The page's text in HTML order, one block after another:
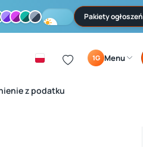
Pakiety ogłoszeń
1G Menu
z podatku